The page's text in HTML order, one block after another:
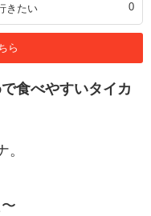
きたい 0
ら
食べやすいタイカ